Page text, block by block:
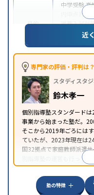
目的
中学受験高
内申点対策
推薦入試対
英検(英
特徴
中高一貫校
応
学習に
科目から受
り
近
専門家の評価・評判は？
スタディスタ
鈴木孝一
個別指導塾スタンダード
事業から始まった塾だ。
そこから2019年ごろには
ていたが、2023年現在は
国32拠点で家庭教師派遣
別指導塾の運営も行って
ていることが伺える。
塾の特徴